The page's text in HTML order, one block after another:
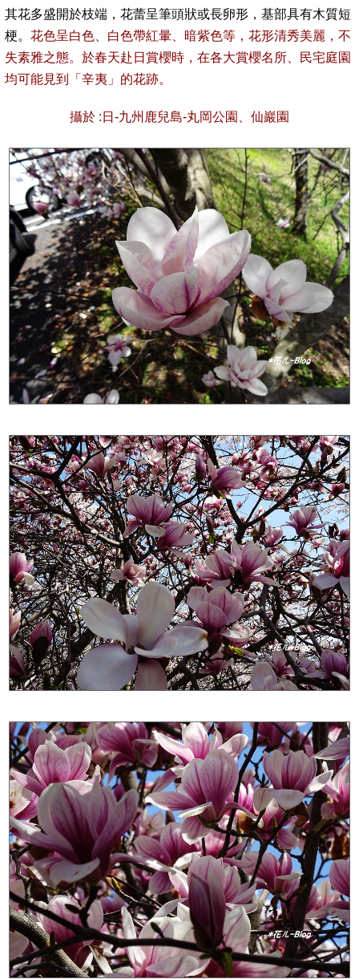
其花多盛開於枝端，花蕾呈筆頭狀或長卵形，基部具有木質短
梗。 花色呈白色、白色帶紅暈、暗紫色等，花形清秀美麗，不
失素雅之態。於春天赴日賞櫻時 ，在各大賞櫻名所、民宅庭園
均可能見到
「辛夷」 的花跡。
攝於 :日-九州鹿兒島-丸岡公園、仙巖園